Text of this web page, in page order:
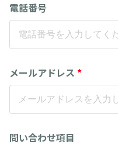
電話番号
メールアドレス *
問い合わせ項目